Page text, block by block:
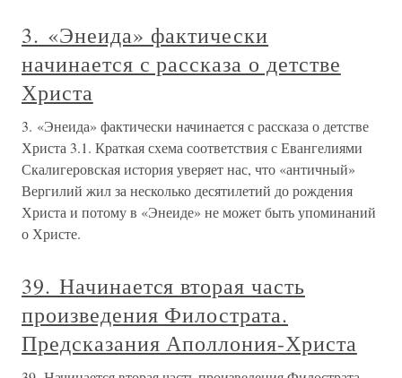
3. «Энеида» фактически
начинается с рассказа о детстве
Христа
3. «Энеида» фактически начинается с рассказа о детстве
Христа 3.1. Краткая схема соответствия с Евангелиями
Скалигеровская история уверяет нас, что «античный»
Вергилий жил за несколько десятилетий до рождения
Христа и потому в «Энеиде» не может быть упоминаний
о Христе.
39. Начинается вторая часть
произведения Филострата.
Предсказания Аполлония-Христа